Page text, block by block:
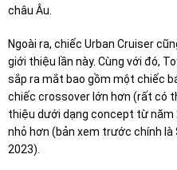
châu Âu.
Ngoài ra, chiếc Urban Cruiser
giới thiệu lần này. Cùng với đó,
sắp ra mắt bao gồm một chiếc
chiếc crossover lớn hơn (rất có
thiệu dưới dạng concept từ
nhỏ hơn (bản xem trước chính
2023).